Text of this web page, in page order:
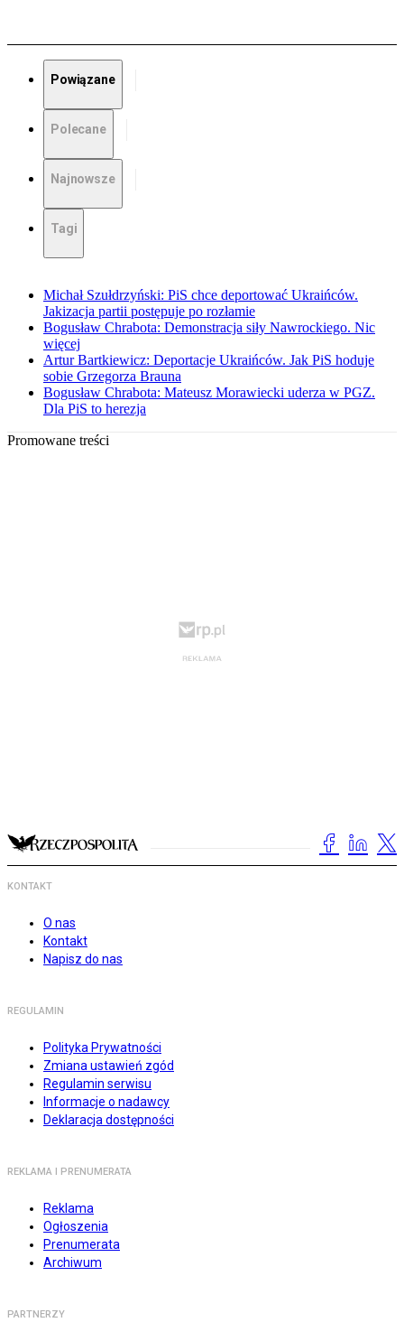
Powiązane
Polecane
Najnowsze
Tagi
Michał Szułdrzyński: PiS chce deportować Ukraińców.
Jakizacja partii postępuje po rozłamie
Bogusław Chrabota: Demonstracja siły Nawrockiego. Nic
więcej
Artur Bartkiewicz: Deportacje Ukraińców. Jak PiS hoduje
sobie Grzegorza Brauna
Bogusław Chrabota: Mateusz Morawiecki uderza w PGZ.
Dla PiS to herezja
Promowane treści
KONTAKT
O nas
Kontakt
Napisz do nas
REGULAMIN
Polityka Prywatności
Zmiana ustawień zgód
Regulamin serwisu
Informacje o nadawcy
Deklaracja dostępności
REKLAMA I PRENUMERATA
Reklama
Ogłoszenia
Prenumerata
Archiwum
PARTNERZY